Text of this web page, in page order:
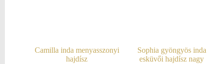
Camilla inda menyasszonyi
hajdísz
Sophia gyöngyös inda
esküvői hajdísz nagy